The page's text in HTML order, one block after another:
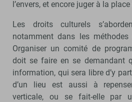
l’envers, et encore juger à la
Les droits culturels
notamment dans les
Organiser un comité de
doit se faire en se demandant
information, qui sera libre d’y
d’un lieu est aussi à
verticale, ou se fait-elle par